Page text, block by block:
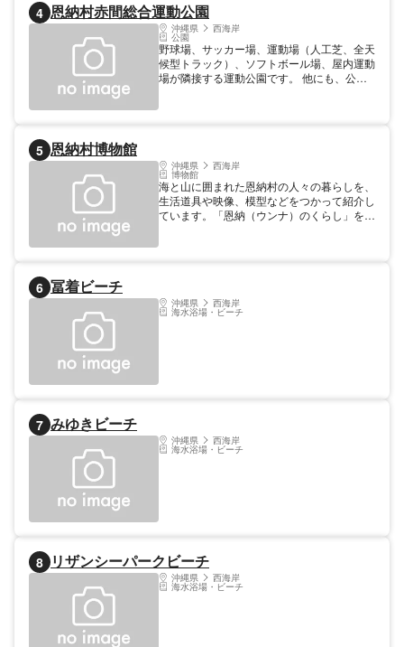
活を知るうえで大変貴重な遺跡で、１９７５
年４月に国指定史跡となっています。
4 恩納村赤間総合運動公園
沖縄県 西海岸
公園
野球場、サッカー場、運動場（人工芝、全天
候型トラック）、ソフトボール場、屋内運動
場が隣接する運動公園です。 他にも、公園
5 恩納村博物館
沖縄県 西海岸
博物館
海と山に囲まれた恩納村の人々の暮らしを、
生活道具や映像、模型などをつかって紹介し
ています。「恩納（ウンナ）のくらし」をテ
6 冨着ビーチ
沖縄県 西海岸
海水浴場・ビーチ
7 みゆきビーチ
沖縄県 西海岸
海水浴場・ビーチ
8 リザンシーパークビーチ
沖縄県 西海岸
海水浴場・ビーチ